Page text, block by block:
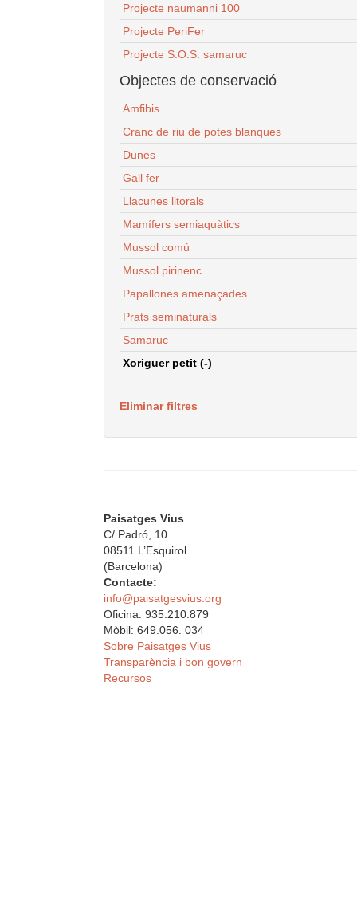
Projecte naumanni 100
Projecte PeriFer
Projecte S.O.S. samaruc
Objectes de conservació
Amfibis
Cranc de riu de potes blanques
Dunes
Gall fer
Llacunes litorals
Mamífers semiaquàtics
Mussol comú
Mussol pirinenc
Papallones amenaçades
Prats seminaturals
Samaruc
Xoriguer petit (-)
Eliminar filtres
Paisatges Vius
C/ Padró, 10
08511 L’Esquirol
(Barcelona)
Contacte:
info@paisatgesvius.org
Oficina: 935.210.879
Mòbil: 649.056. 034
Sobre Paisatges Vius
Transparència i bon govern
Recursos